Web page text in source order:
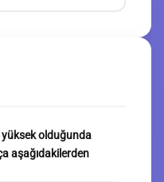
yüksek olduğunda
aşağıdakilerden